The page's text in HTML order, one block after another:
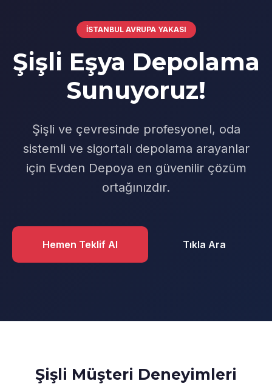
İSTANBUL AVRUPA YAKASI
Şişli Eşya Depolama
Sunuyoruz!
Şişli ve çevresinde profesyonel, oda
sistemli ve sigortalı depolama arayanlar
için Evden Depoya en güvenilir çözüm
ortağınızdır.
Hemen Teklif Al Tıkla Ara
Şişli Müşteri Deneyimleri